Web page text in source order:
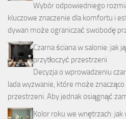
Wybór odpowiedniego
kluczowe znaczenie dla komfortu i
dywan może ograniczać swobodę
Czarna ściana w salonie: jak
przytłoczyć przestrzeni
Decyzja o wprowadzeniu
lada wyzwanie, które może
przestrzeni. Aby jednak osiągnąć
Kolor roku we wnętrzach: